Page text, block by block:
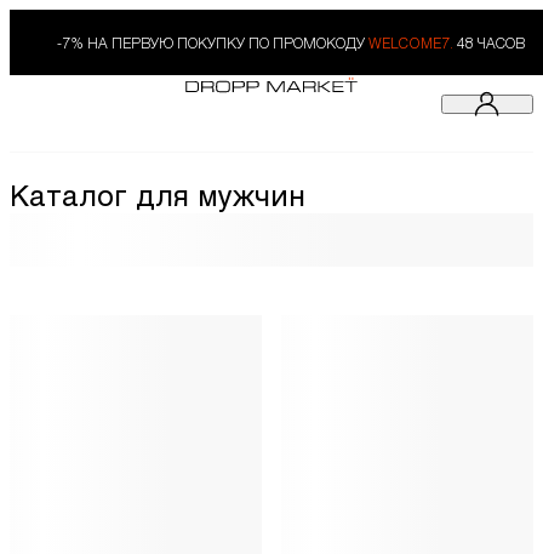
-7% НА ПЕРВУЮ ПОКУПКУ ПО ПРОМОКОДУ WELCOME7. 48 ЧАСОВ
Каталог для мужчин